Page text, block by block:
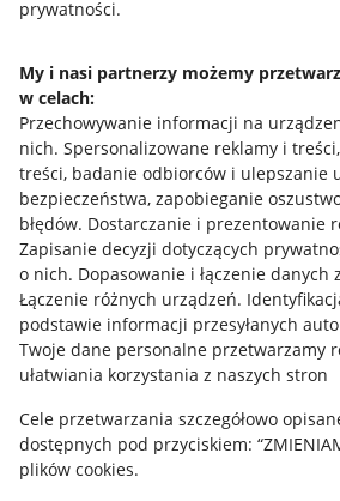
prywatności.
My i nasi partnerzy możemy
w celach:
Przechowywanie informacji na
nich. Spersonalizowane reklamy i
treści, badanie odbiorców i ulepszanie
bezpieczeństwa, zapobieganie
błędów. Dostarczanie i prezentowanie
Zapisanie decyzji dotyczących
o nich. Dopasowanie i łączenie danych
Łączenie różnych urządzeń.
podstawie informacji przesyłanych
Twoje dane personalne przetwarzamy
ułatwiania korzystania z naszych stron
Cele przetwarzania szczegółowo
dostępnych pod przyciskiem:
plików cookies.
Jak to działa
Allegro Gadane dla sprzedających
Allegro Gadane dla kupujących
Mapa miejscowości
Informacje prawne
Regulamin
Polityka plików "cookies"
Ustawienia plików "cookies"
Udostępnianie lokalizacji
Informacje dla Aktu o Usługach